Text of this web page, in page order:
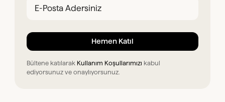
Bültene katılarak Kullanım Koşullarımızı kabul
ediyorsunuz ve onaylıyorsunuz.